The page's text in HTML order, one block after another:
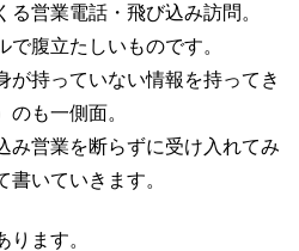
る営業電話・飛び込み訪問。
腹立たしいものです。
が持っていない情報を持ってき
も一側面。
み営業を断らずに受け入れてみ
書いていきます。
ます。